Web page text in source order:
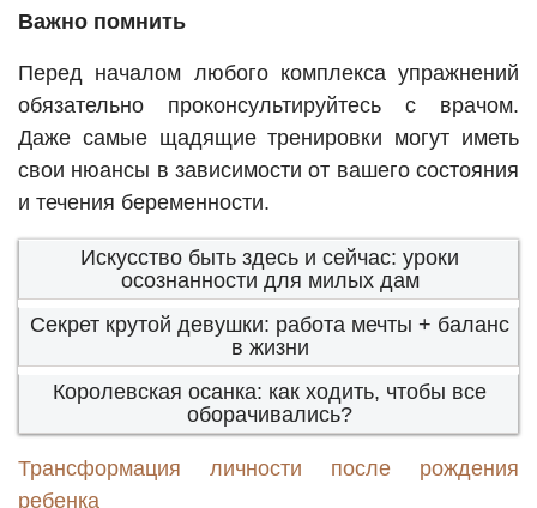
Важно помнить
Перед началом любого комплекса упражнений
обязательно проконсультируйтесь с врачом.
Даже самые щадящие тренировки могут иметь
свои нюансы в зависимости от вашего состояния
и течения беременности.
Искусство быть здесь и сейчас: уроки
осознанности для милых дам
Секрет крутой девушки: работа мечты + баланс
в жизни
Королевская осанка: как ходить, чтобы все
оборачивались?
Трансформация личности после рождения
ребенка